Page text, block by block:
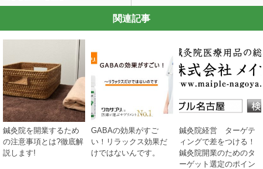
関連記事
鍼灸院を開業するため
の注意事項とは?徹底解
説します!
GABAの効果がすご
い！リラックス効果だ
けではないんです。
鍼灸院経営 ターゲテ
ィングで差をつける！
鍼灸院開業のためのタ
ーゲット選定のポイン